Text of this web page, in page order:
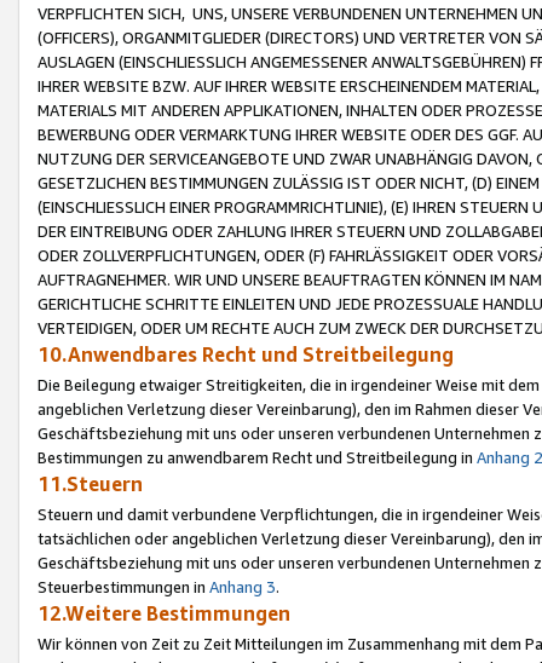
VERPFLICHTEN SICH, UNS, UNSERE VERBUNDENEN UNTERNEHMEN
(OFFICERS), ORGANMITGLIEDER (DIRECTORS) UND VERTRETER VON
AUSLAGEN (EINSCHLIESSLICH ANGEMESSENER
IHRER WEBSITE BZW. AUF IHRER WEBSITE ERSCHEINENDEM
MATERIALS MIT ANDEREN APPLIKATIONEN, INHALTEN ODER
BEWERBUNG ODER VERMARKTUNG IHRER WEBSITE ODER DES GGF.
NUTZUNG DER SERVICEANGEBOTE UND ZWAR UNABHÄNGIG
GESETZLICHEN BESTIMMUNGEN ZULÄSSIG IST ODER NICHT, (D)
(EINSCHLIESSLICH EINER PROGRAMMRICHTLINIE), (E) IHREN
DER EINTREIBUNG ODER ZAHLUNG IHRER STEUERN UND
ODER ZOLLVERPFLICHTUNGEN, ODER (F) FAHRLÄSSIGKEIT ODER
AUFTRAGNEHMER. WIR UND UNSERE BEAUFTRAGTEN KÖNNEN IM
GERICHTLICHE SCHRITTE EINLEITEN UND JEDE PROZESSUALE
VERTEIDIGEN, ODER UM RECHTE AUCH ZUM ZWECK DER
10.Anwendbares Recht und Streitbeilegung
Die Beilegung etwaiger Streitigkeiten, die in irgendeiner Weise mit
angeblichen Verletzung dieser Vereinbarung), den im Rahmen dieser
Geschäftsbeziehung mit uns oder unseren verbundenen
Bestimmungen zu anwendbarem Recht und Streitbeilegung in Anhang 2
11.Steuern
Steuern und damit verbundene Verpflichtungen, die in irgendeiner
tatsächlichen oder angeblichen Verletzung dieser Vereinbarung), den
Geschäftsbeziehung mit uns oder unseren verbundenen
Steuerbestimmungen in Anhang 3.
12.Weitere Bestimmungen
Wir können von Zeit zu Zeit Mitteilungen im Zusammenhang mit dem